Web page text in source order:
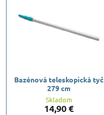
Bazénová teleskopická tyč
279 cm
Skladom
14,90 €